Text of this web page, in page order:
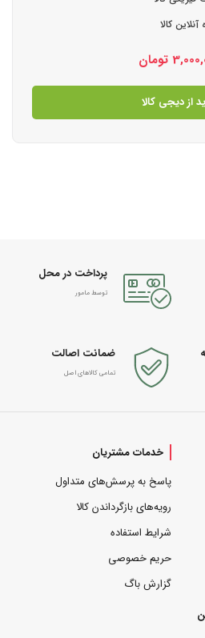
کالا
تومان
از دیجی کالا
پرداخت در محل
توسط مامور
ضمانت اصالت
تمامی کالاهای اصل
خدمات مشتریان
پاسخ به پرسش‌های متداول
رویه‌های بازگرداندن کالا
شرایط استفاده
حریم خصوصی
گزارش باگ